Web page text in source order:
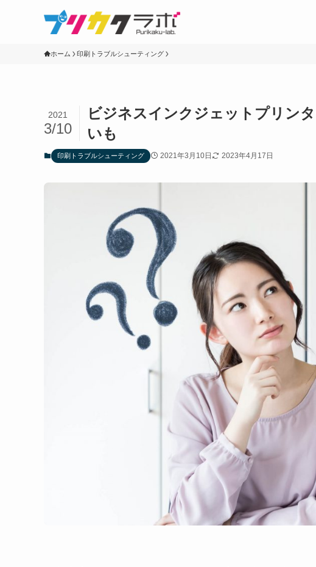
ホーム 印刷トラブルシューティング
ビジネスインクジェットプリン
いも
2021
3/10
印刷トラブルシューティング 2021年3月10日 2023年4月17日